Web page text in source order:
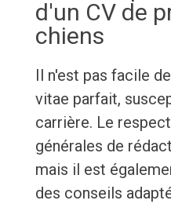
d'un CV de
chiens
Il n'est pas facile
vitae parfait,
carrière. Le
générales de
mais il est
des conseils